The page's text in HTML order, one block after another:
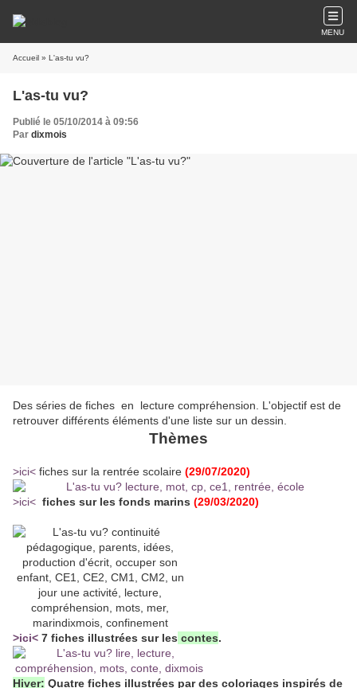
MENU
Accueil » L'as-tu vu?
L'as-tu vu?
Publié le 05/10/2014 à 09:56
Par dixmois
Des séries de fiches en lecture compréhension. L'objectif est de
retrouver différents éléments d'une liste sur un dessin.
Thèmes
>ici< fiches sur la rentrée scolaire (29/07/2020)
>ici< fiches sur les fonds marins (29/03/2020)
>ici< 7 fiches illustrées sur les contes.
Hiver: Quatre fiches illustrées par des coloriages inspirés de